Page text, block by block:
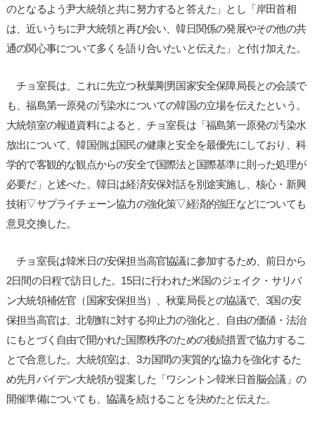
のとなるよう尹大統領と共に努力すると答えた」とし「岸田首相
は、近いうちに尹大統領と再び会い、韓日関係の発展やその他の共
通の関心事について多くを語り合いたいと伝えた」と付け加えた。
チョ室長は、これに先立つ秋葉剛男国家安全保障局長との会談で
も、福島第一原発の汚染水についての韓国の立場を伝えたという。
大統領室の報道資料によると、チョ室長は「福島第一原発の汚染水
放出について、韓国側は国民の健康と安全を最優先にしており、科
学的で客観的な観点からの安全で国際法と国際基準に則った処理が
必要だ」と述べた。韓日は経済安保対話を別途実施し、核心・新興
技術▽サプライチェーン協力の強化策▽経済的強圧などについても
意見交換した。
チョ室長は韓米日の安保担当高官協議に参加するため、前日から
2日間の日程で訪日した。15日に行われた米国のジェイク・サリバ
ン大統領補佐官（国家安保担当）、秋葉局長との協議で、3国の安
保担当高官は、北朝鮮に対する抑止力の強化と、自由の価値・法治
にもとづく自由で開かれた国際秩序のための後続措置で協力するこ
とで合意した。大統領室は、3カ国間の実質的な協力を強化するた
め先月バイデン大統領が提案した「ワシントン韓米日首脳会議」の
開催準備についても、協議を続けることを決めたと伝えた。